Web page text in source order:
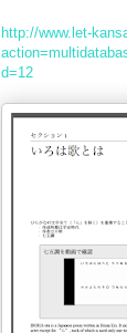
http://www.let-
d=12